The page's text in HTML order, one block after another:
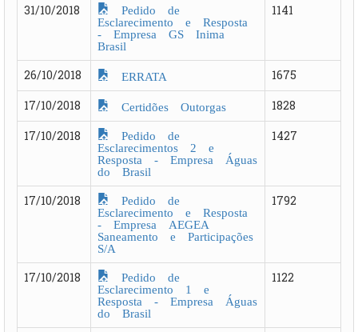
31/10/2018
Pedido de
Esclarecimento e Resposta
- Empresa GS Inima
Brasil
1141
26/10/2018 ERRATA
1675
17/10/2018
Certidões Outorgas
1828
17/10/2018
Pedido de
Esclarecimentos 2 e
Resposta - Empresa Águas
do Brasil
1427
17/10/2018
Pedido de
Esclarecimento e Resposta
- Empresa AEGEA
Saneamento e Participações
S/A
1792
17/10/2018
Pedido de
Esclarecimento 1 e
Resposta - Empresa Águas
do Brasil
1122